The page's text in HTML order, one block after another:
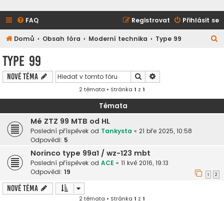
FAQ Přihlásit se
Registrovat
Domů Obsah fóra Moderní technika Type 99
Type 99
Nové téma Hledat
2 témata • Stránka 1 z 1
Témata
Mé ZTZ 99 MTB od HL
Poslední příspěvek od Tankysta « 21 bře 2025, 10:58
Odpovědi: 5
Norinco type 99a1 / wz-123 mbt
Poslední příspěvek od ACE « 11 kvě 2016, 19:13
Odpovědi: 19 1 2
Nové téma
2 témata • Stránka 1 z 1